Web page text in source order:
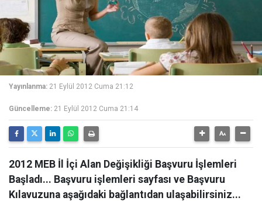
Yayınlanma: 21 Eylül 2012 Cuma 21:12
Güncelleme: 21 Eylül 2012 Cuma 21:14
2012 MEB İl İçi Alan Değişikliği Başvuru İşlemleri
Başladı... Başvuru işlemleri sayfası ve Başvuru
Kılavuzuna aşağıdaki bağlantıdan ulaşabilirsiniz...